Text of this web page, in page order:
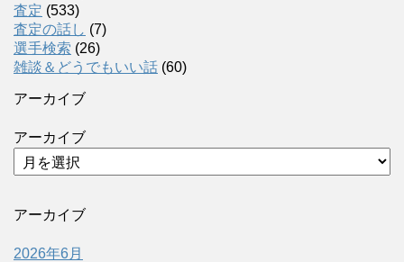
査定 (533)
査定の話し (7)
選手検索 (26)
雑談＆どうでもいい話 (60)
アーカイブ
アーカイブ
アーカイブ
2026年6月